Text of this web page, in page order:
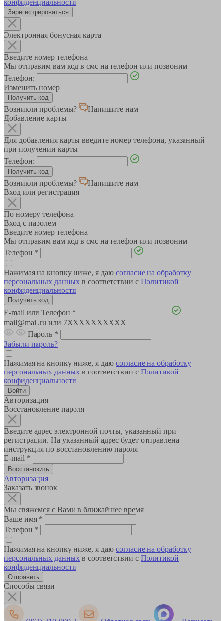
конфиденциальности
Зарегистрироваться
Электронная бонусная карта
Введите номер телефона
Мы отправим вам код в смс на телефон или позвоним
Телефон:
Изменить номер
Возникли проблемы?
Напишите нам
Добавление карты
Для добавления карты введите номер телефона, указанный
при получении карты
Телефон:
Возникли проблемы?
Напишите нам
Вход или регистрация
По номеру телефона
Вход с паролем
Введите номер телефона
Мы отправим вам код в смс на телефон или позвоним
Телефон *
Нажимая на кнопку ниже, я даю согласие на обработку
персональных данных в соответствии с Политикой
конфиденциальности
E-mail или Телефон *
mail@mail.ru или 7XXXXXXXXXX
Пароль *
Забыли пароль?
Нажимая на кнопку ниже, я даю согласие на обработку
персональных данных в соответствии с Политикой
конфиденциальности
Авторизация
Восстановление пароля
Введите адрес электронной почты, указанный при
регистрации. На указанный адрес будет отправлена
инструкция по восстановлению пароля
E-mail *
Авторизация
Заказать звонок
Мы свяжемся с Вами в ближайшее время
Ваше имя *
Телефон *
Нажимая на кнопку ниже, я даю согласие на обработку
персональных данных в соответствии с Политикой
конфиденциальности
Способы связи